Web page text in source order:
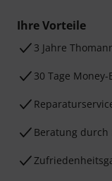
Ihre Vorteile
3 Jahre
30 Tage
Beratung durch